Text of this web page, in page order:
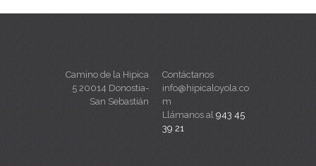
Camino de la Hipica
5 20014 Donostia-
San Sebastián
Contáctanos
info@hipicaloyola.co
m
Llámanos al 943 45
39 21